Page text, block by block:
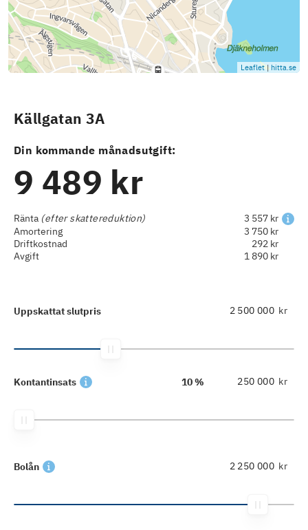
Leaflet | hitta.se
Källgatan 3A
Din kommande månadsutgift:
9 489 kr
Ränta (efter skattereduktion)
3 557 kr
Amortering
3 750 kr
Driftkostnad
292 kr
Avgift
1 890 kr
Uppskattat slutpris kr
Kontantinsats 10 % kr
Bolån kr